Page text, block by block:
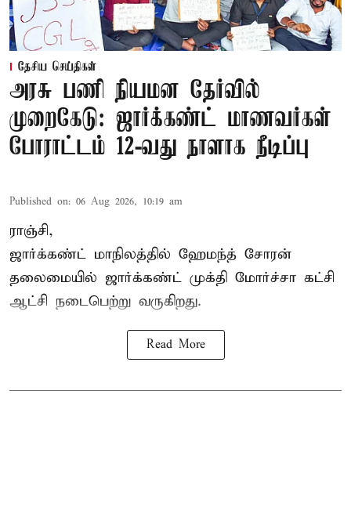
தேசிய செய்திகள்
அரசு பணி நியமன தேர்வில்
முறைகேடு: ஜார்க்கண்ட் மாணவர்கள்
போராட்டம் 12-வது நாளாக நீடிப்பு
Published on: 06 Aug 2026, 10:19 am
ராஞ்சி,
ஜார்க்கண்ட் மாநிலத்தில் ஹேமந்த் சோரன்
தலைமையில் ஜார்க்கண்ட் முக்தி மோர்ச்சா கட்சி
ஆட்சி நடைபெற்று வருகிறது.
Read More